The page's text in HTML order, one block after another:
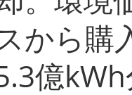
から購
億